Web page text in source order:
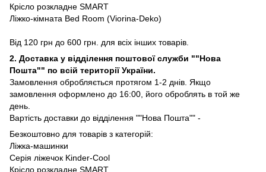
Крісло розкладне SMART
Ліжко-кімната Bed Room (Viorina-Deko)
Від 120 грн до 600 грн. для всіх інших товарів.
2. Доставка у відділення поштової служби ""Нова
Пошта"" по всій території України.
Замовлення обробляється протягом 1-2 днів. Якщо
замовлення оформлено до 16:00, його оброблять в той же
день.
Вартість доставки до відділення ""Нова Пошта"" -
Безкоштовно для товарів з категорій:
Ліжка-машинки
Серія ліжечок Kinder-Cool
Крісло розкладне SMART